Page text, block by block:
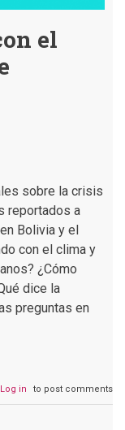
el
sobre la crisis
reportados a
Bolivia y el
con el clima y
¿Cómo
dice la
preguntas en
Log in to post comments